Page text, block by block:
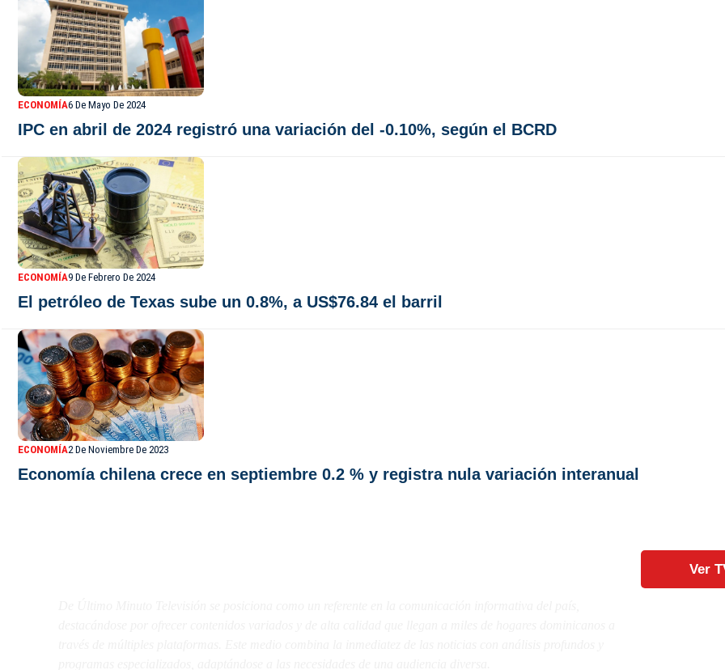
ECONOMÍA6 De Mayo De 2024
IPC en abril de 2024 registró una variación del -0.10%, según el BCRD
ECONOMÍA9 De Febrero De 2024
El petróleo de Texas sube un 0.8%, a US$76.84 el barril
ECONOMÍA2 De Noviembre De 2023
Economía chilena crece en septiembre 0.2 % y registra nula variación interanual
Ver